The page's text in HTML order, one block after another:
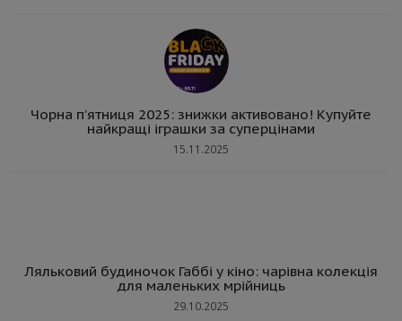
Чорна п’ятниця 2025: знижки активовано! Купуйте
найкращі іграшки за суперцінами
15.11.2025
Ляльковий будиночок Габбі у кіно: чарівна колекція
для маленьких мрійниць
29.10.2025